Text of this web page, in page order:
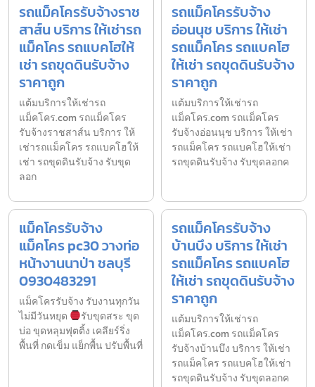
รถแม็คโครรับจ้างราช
สาส์น บริการ ให้เช่ารถ
แม็คโคร รถแบคโฮให้
เช่า รถขุดดินรับจ้าง
ราคาถูก
แต้มบริการให้เช่ารถ
แม็คโคร.com รถแม็คโคร
รับจ้างราชสาส์น บริการ ให้
เช่ารถแม็คโคร รถแบคโฮให้
เช่า รถขุดดินรับจ้าง รับขุด
ลอก
รถแม็คโครรับจ้าง
อ่อนนุช บริการ ให้เช่า
รถแม็คโคร รถแบคโฮ
ให้เช่า รถขุดดินรับจ้าง
ราคาถูก
แต้มบริการให้เช่ารถ
แม็คโคร.com รถแม็คโคร
รับจ้างอ่อนนุช บริการ ให้เช่า
รถแม็คโคร รถแบคโฮให้เช่า
รถขุดดินรับจ้าง รับขุดลอกค
แม็คโครรับจ้าง
แม็คโคร pc30 วางท่อ
หน้างานนาป่า ชลบุรี
0930483291
แม็คโครรับจ้าง รับงานทุกวัน
ไม่มีวันหยุด
รับขุดสระ ขุด
บ่อ ขุดหลุมฟุตติ้ง เคลียร์ริ่ง
พื้นที่ กดเข็ม แย็กพื้น ปรับพื้นที่
รถแม็คโครรับจ้าง
บ้านบึง บริการ ให้เช่า
รถแม็คโคร รถแบคโฮ
ให้เช่า รถขุดดินรับจ้าง
ราคาถูก
แต้มบริการให้เช่ารถ
แม็คโคร.com รถแม็คโคร
รับจ้างบ้านบึง บริการ ให้เช่า
รถแม็คโคร รถแบคโฮให้เช่า
รถขุดดินรับจ้าง รับขุดลอกค